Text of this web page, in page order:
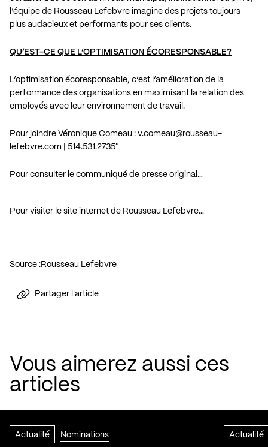
l’équipe de Rousseau Lefebvre imagine des projets toujours
plus audacieux et performants pour ses clients.
QU’EST-CE QUE L’OPTIMISATION ÉCORESPONSABLE?
L’optimisation écoresponsable, c’est l’amélioration de la
performance des organisations en maximisant la relation des
employés avec leur environnement de travail.
Pour joindre Véronique Comeau : v.comeau@rousseau-
lefebvre.com | 514.531.2735″
Pour consulter le communiqué de presse original…
Pour visiter le site internet de Rousseau Lefebvre…
Source :Rousseau Lefebvre
Partager l'article
Vous aimerez aussi ces
articles
Actualité Nominations Actualité